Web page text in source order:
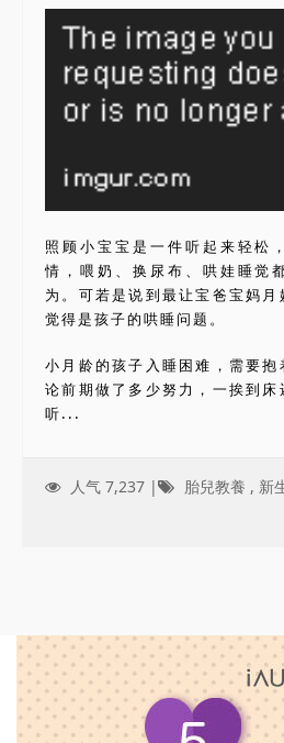
照顾小宝宝是一件听起来轻松
情，喂奶、换尿布、哄娃睡觉
为。可若是说到最让宝爸宝妈
觉得是孩子的哄睡问题。
小月龄的孩子入睡困难，需要
论前期做了多少努力，一挨到
听...
人气 7,237 | 胎兒教養 , 新